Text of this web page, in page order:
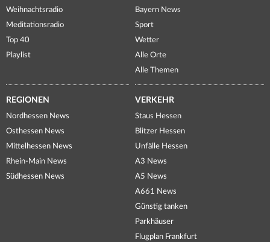
Weihnachtsradio
Meditationsradio
Top 40
Playlist
Bayern News
Sport
Wetter
Alle Orte
Alle Themen
REGIONEN
Nordhessen News
Osthessen News
Mittelhessen News
Rhein-Main News
Südhessen News
VERKEHR
Staus Hessen
Blitzer Hessen
Unfälle Hessen
A3 News
A5 News
A661 News
Günstig tanken
Parkhäuser
Flugplan Frankfurt